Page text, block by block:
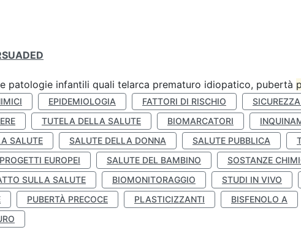
patologie infantili quali telarca prematuro idiopatico, pubertà
EPIDEMIOLOGIA FATTORI DI RISCHIO
TUTELA DELLA SALUTE BIOMARCATORI
SALUTE
SALUTE DELLA DONNA SALUTE PUBBLICA
PROGETTI EUROPEI SALUTE DEL BAMBINO
SOSTANZE
SULLA SALUTE
BIOMONITORAGGIO STUDI IN VIVO
PUBERTÀ PRECOCE PLASTICIZZANTI BISFENOLO A